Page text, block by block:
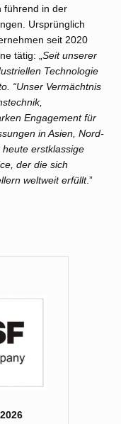
führend in der
Ursprünglich
seit 2020
tätig: „ Seit unserer
Technologie
“Unser Vermächtnis
Engagement für
in Asien, Nord-
erstklassige
der die sich
weltweit erfüllt.”